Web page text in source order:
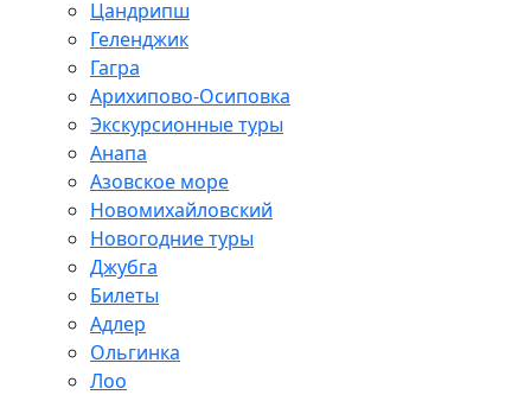
Цандрипш
Геленджик
Гагра
Арихипово-Осиповка
Экскурсионные туры
Анапа
Азовское море
Новомихайловский
Новогодние туры
Джубга
Билеты
Адлер
Ольгинка
Лоо